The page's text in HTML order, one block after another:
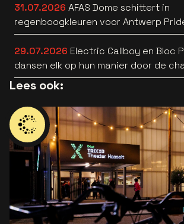
31.07.2026 AFAS Dome schittert in
regenboogkleuren voor Antwerp
29.07.2026 Electric Callboy en Bloc
dansen elk op hun manier door de
[nieuwe muziek]
Lees ook: